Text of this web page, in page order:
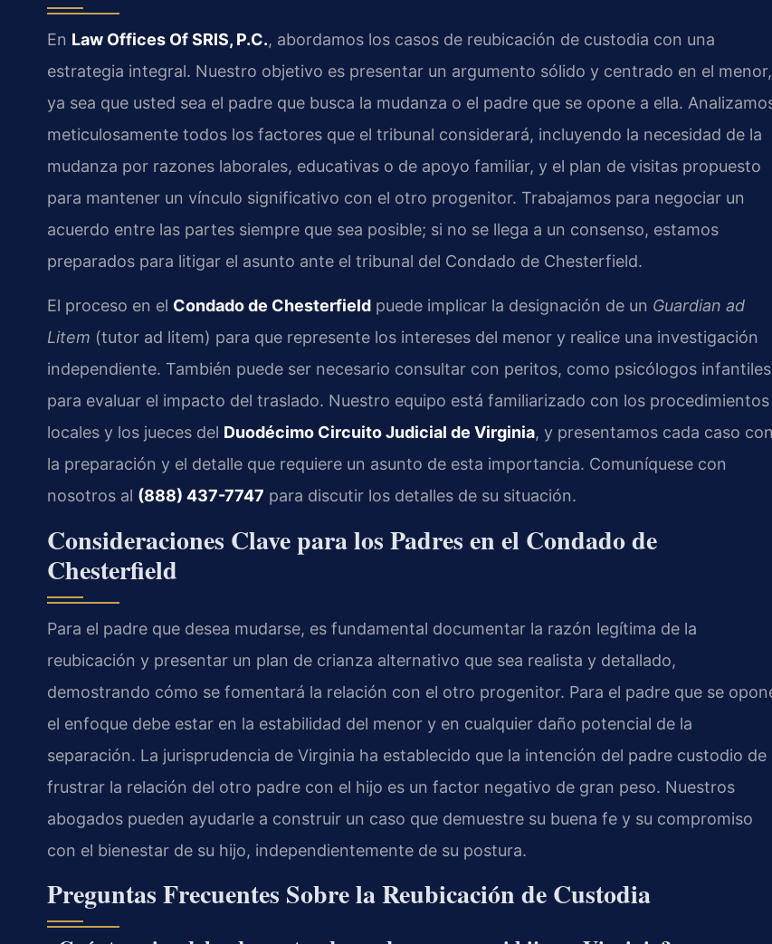
En Law Offices Of SRIS, P.C., abordamos los casos de reubicación de custodia con una
estrategia integral. Nuestro objetivo es presentar un argumento sólido y centrado en el menor,
ya sea que usted sea el padre que busca la mudanza o el padre que se opone a ella.
meticulosamente todos los factores que el tribunal considerará, incluyendo la necesidad de la
mudanza por razones laborales, educativas o de apoyo familiar, y el plan de visitas propuesto
para mantener un vínculo significativo con el otro progenitor. Trabajamos para negociar un
acuerdo entre las partes siempre que sea posible; si no se llega a un consenso, estamos
preparados para litigar el asunto ante el tribunal del Condado de Chesterfield.
El proceso en el Condado de Chesterfield puede implicar la designación de un Guardian ad
Litem (tutor ad litem) para que represente los intereses del menor y realice una investigación
independiente. También puede ser necesario consultar con peritos, como psicólogos
para evaluar el impacto del traslado. Nuestro equipo está familiarizado con los procedimientos
locales y los jueces del Duodécimo Circuito Judicial de Virginia, y presentamos cada caso con
la preparación y el detalle que requiere un asunto de esta importancia. Comuníquese con
nosotros al (888) 437-7747 para discutir los detalles de su situación.
Consideraciones Clave para los Padres en el Condado de
Chesterfield
Para el padre que desea mudarse, es fundamental documentar la razón legítima de la
reubicación y presentar un plan de crianza alternativo que sea realista y detallado,
demostrando cómo se fomentará la relación con el otro progenitor. Para el padre que se
el enfoque debe estar en la estabilidad del menor y en cualquier daño potencial de la
separación. La jurisprudencia de Virginia ha establecido que la intención del padre custodio de
frustrar la relación del otro padre con el hijo es un factor negativo de gran peso. Nuestros
abogados pueden ayudarle a construir un caso que demuestre su buena fe y su compromiso
con el bienestar de su hijo, independientemente de su postura.
Preguntas Frecuentes Sobre la Reubicación de Custodia